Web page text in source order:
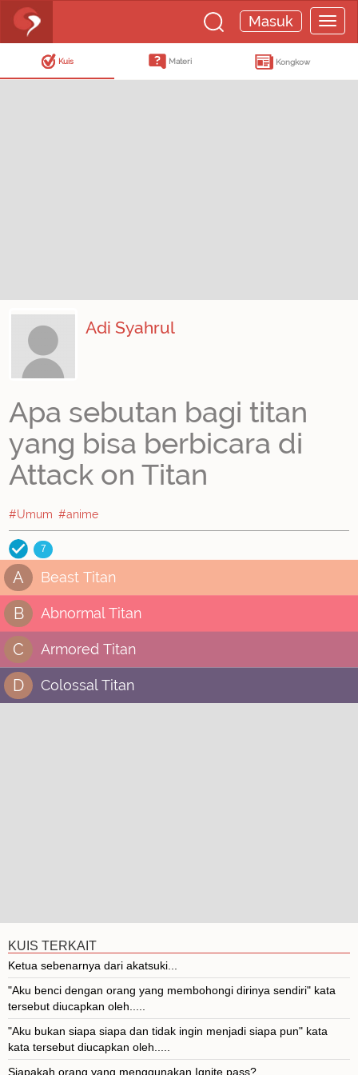
Masuk
Kuis Materi Kongkow
Adi Syahrul
Apa sebutan bagi titan
yang bisa berbicara di
Attack on Titan
#Umum #anime
7
A Beast Titan
B Abnormal Titan
C Armored Titan
D Colossal Titan
KUIS TERKAIT
Ketua sebenarnya dari akatsuki...
"Aku benci dengan orang yang membohongi dirinya sendiri" kata
tersebut diucapkan oleh.....
"Aku bukan siapa siapa dan tidak ingin menjadi siapa pun" kata
kata tersebut diucapkan oleh.....
Siapakah orang yang menggunakan Ignite pass?...